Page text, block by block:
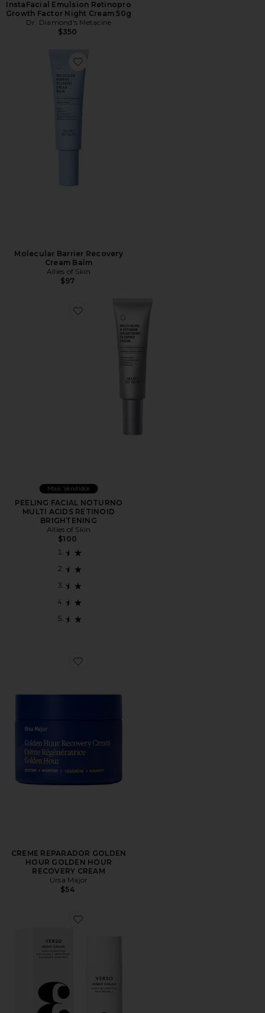
InstaFacial Emulsion Retinopro
Growth Factor Night Cream 50g
Dr. Diamond's Metacine
$350
Favorite Molecular Barrier Recovery Cream Balm
Molecular Barrier Recovery
Cream Balm
Allies of Skin
$97
Favorite PEELING FACIAL NOTURNO MULTI ACIDS
Mais Vendidos
PEELING FACIAL NOTURNO
MULTI ACIDS RETINOID
BRIGHTENING
Allies of Skin
$100
Favorite CREME REPARADOR GOLDEN HOUR
CREME REPARADOR GOLDEN
HOUR GOLDEN HOUR
RECOVERY CREAM
Ursa Major
$54
Favorite Night Cream